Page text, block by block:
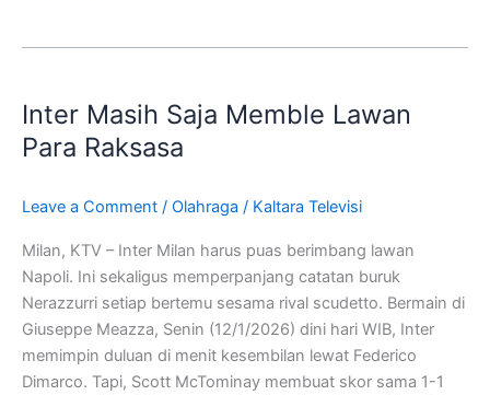
Inter Masih Saja Memble Lawan
Para Raksasa
Leave a Comment / Olahraga / Kaltara Televisi
Milan, KTV – Inter Milan harus puas berimbang lawan
Napoli. Ini sekaligus memperpanjang catatan buruk
Nerazzurri setiap bertemu sesama rival scudetto. Bermain di
Giuseppe Meazza, Senin (12/1/2026) dini hari WIB, Inter
memimpin duluan di menit kesembilan lewat Federico
Dimarco. Tapi, Scott McTominay membuat skor sama 1-1
Saja
Memble
Raksasa